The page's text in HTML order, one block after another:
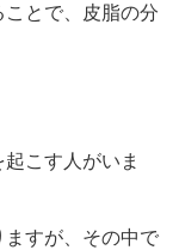
とで、皮脂の分
こす人がいま
ますが、その中で